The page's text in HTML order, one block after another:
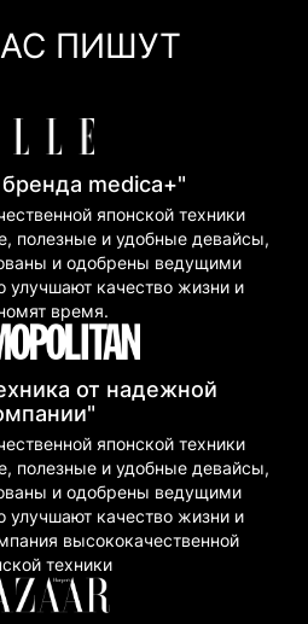
Банк)ПИШУТ
medica+"
японской техники
полезные и удобные девайсы,
и одобрены ведущими
улучшают качество жизни и
время.
от надежной
японской техники
полезные и удобные девайсы,
и одобрены ведущими
улучшают качество жизни и
высококачественной
техники